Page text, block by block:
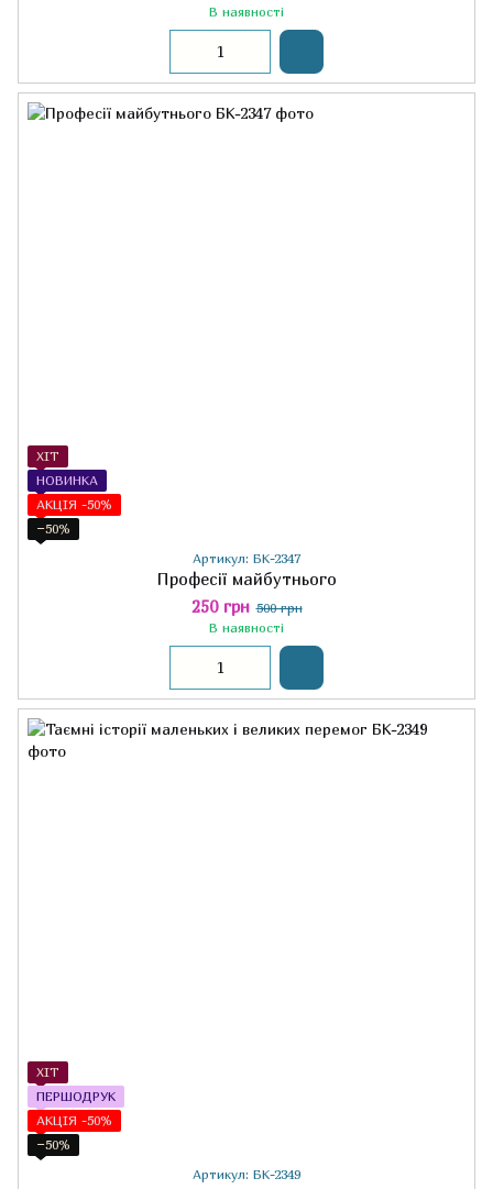
В наявності
ХІТ
НОВИНКА
АКЦІЯ -50%
−50%
Артикул: БК-2347
Професії майбутнього
250 грн 500 грн
В наявності
ХІТ
ПЕРШОДРУК
АКЦІЯ -50%
−50%
Артикул: БК-2349